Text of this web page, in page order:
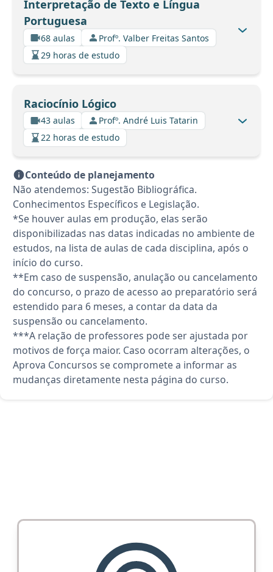
Interpretação de Texto e Língua
Portuguesa
68 aulas
Profº. Valber Freitas Santos
29 horas de estudo
Raciocínio Lógico
43 aulas
Profº. André Luis Tatarin
22 horas de estudo
Conteúdo de planejamento
Não atendemos: Sugestão Bibliográfica.
Conhecimentos Específicos e Legislação.
*Se houver aulas em produção, elas serão
disponibilizadas nas datas indicadas no ambiente de
estudos, na lista de aulas de cada disciplina, após o
início do curso.
**Em caso de suspensão, anulação ou cancelamento
do concurso, o prazo de acesso ao preparatório será
estendido para 6 meses, a contar da data da
suspensão ou cancelamento.
***A relação de professores pode ser ajustada por
motivos de força maior. Caso ocorram alterações, o
Aprova Concursos se compromete a informar as
mudanças diretamente nesta página do curso.